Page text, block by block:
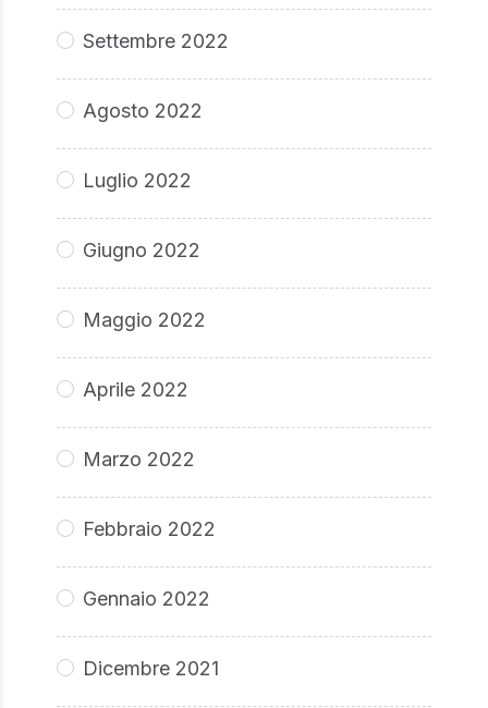
Settembre 2022
Agosto 2022
Luglio 2022
Giugno 2022
Maggio 2022
Aprile 2022
Marzo 2022
Febbraio 2022
Gennaio 2022
Dicembre 2021